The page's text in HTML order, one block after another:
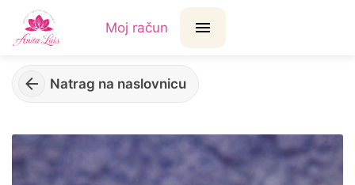
Moj račun
Natrag na naslovnicu